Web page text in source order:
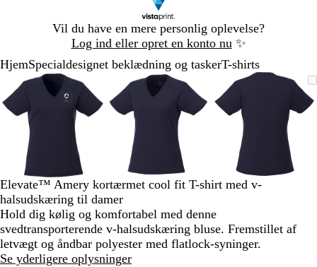
Vil du have en mere personlig oplevelse?
Log ind eller opret en konto nu ✨
1
HjemSpecialdesignet beklædning og taskerT-shirts
Zoombart
billede
Zoomet
til
minimum
Klik
for
udvide
Brug
tasterne
minus
zoome
og
piletasterne
til
at
panorere
Zoombart
billede
Zoomet
til
minimum
Klik
for
udvide
Brug
tasterne
minus
zoome
piletasterne
til
at
Zoombart
Zoomet
minimum
Klik
udvide
Brug
tasterne
minus
til
Slide
af
Elevate™ Amery kortærmet cool fit T-shirt med v-
halsudskæring til damer
Hold dig kølig og komfortabel med denne
svedtransporterende v-halsudskæring bluse. Fremstillet af
letvægt og åndbar polyester med flatlock-syninger.
Se yderligere oplysninger